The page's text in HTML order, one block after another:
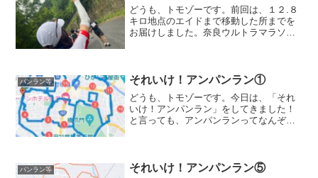
どうも、トモゾーです。前回は、１２.８
キロ地点のエイドまで移動した所までを
お届けしました。奈良ウルトラマラソン
トに向かう予...
パンラン等 それいけ！アンパンラン①
どうも、トモゾーです。今日は、「それ
いけ！アンパンラン」をしてきました！
と言っても、アンパンランってなんぞ
イーツ」の記事でおこなった...
パンラン等 それいけ！アンパンラン⑤